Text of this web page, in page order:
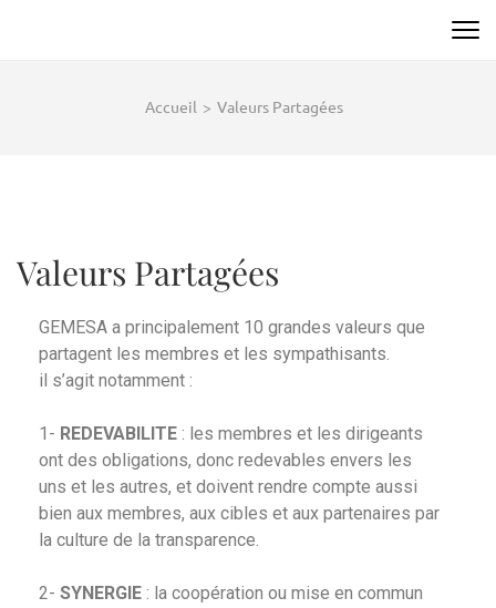
Accueil > Valeurs Partagées
Valeurs Partagées
GEMESA a principalement 10 grandes valeurs que
partagent les membres et les sympathisants.
il s’agit notamment :
1- REDEVABILITE : les membres et les dirigeants
ont des obligations, donc redevables envers les
uns et les autres, et doivent rendre compte aussi
bien aux membres, aux cibles et aux partenaires par
la culture de la transparence.
2- SYNERGIE : la coopération ou mise en commun